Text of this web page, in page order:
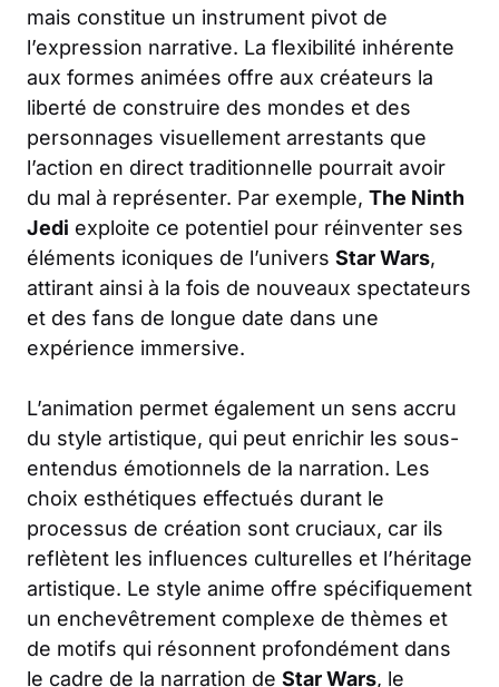
mais constitue un instrument pivot de
l’expression narrative. La flexibilité inhérente
aux formes animées offre aux créateurs la
liberté de construire des mondes et des
personnages visuellement arrestants que
l’action en direct traditionnelle pourrait avoir
du mal à représenter. Par exemple, The Ninth
Jedi exploite ce potentiel pour réinventer ses
éléments iconiques de l’univers Star Wars,
attirant ainsi à la fois de nouveaux spectateurs
et des fans de longue date dans une
expérience immersive.
L’animation permet également un sens accru
du style artistique, qui peut enrichir les sous-
entendus émotionnels de la narration. Les
choix esthétiques effectués durant le
processus de création sont cruciaux, car ils
reflètent les influences culturelles et l’héritage
artistique. Le style anime offre spécifiquement
un enchevêtrement complexe de thèmes et
de motifs qui résonnent profondément dans
le cadre de la narration de Star Wars, le